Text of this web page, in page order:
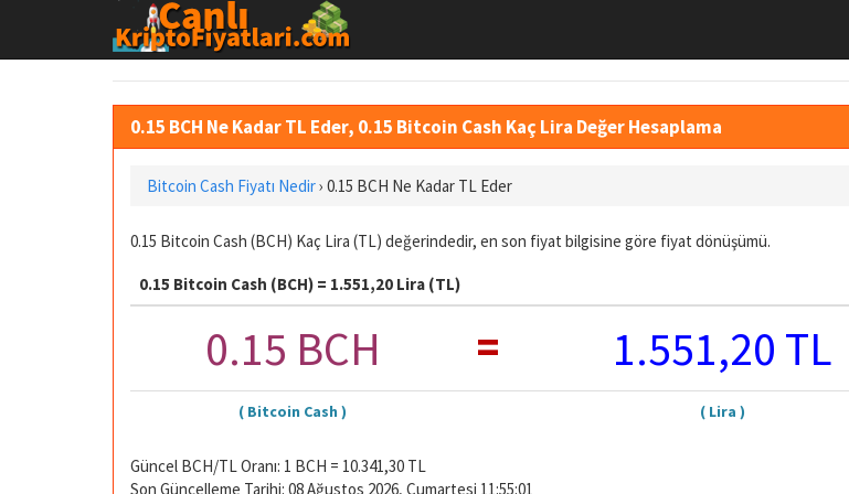
0.15 BCH Ne Kadar TL Eder, 0.15 Bitcoin Cash Kaç Lira Değer Hesaplama
Bitcoin Cash Fiyatı Nedir› 0.15 BCH Ne Kadar TL Eder
0.15 Bitcoin Cash (BCH) Kaç Lira (TL) değerindedir, en son fiyat bilgisine göre fiyat dönüşümü.
0.15 Bitcoin Cash (BCH) = 1.551,20 Lira (TL)
0.15 BCH = 1.551,20 TL
( Bitcoin Cash ) ( Lira )
Güncel BCH/TL Oranı: 1 BCH = 10.341,30 TL
Son Güncelleme Tarihi: 08 Ağustos 2026, Cumartesi 11:55:01